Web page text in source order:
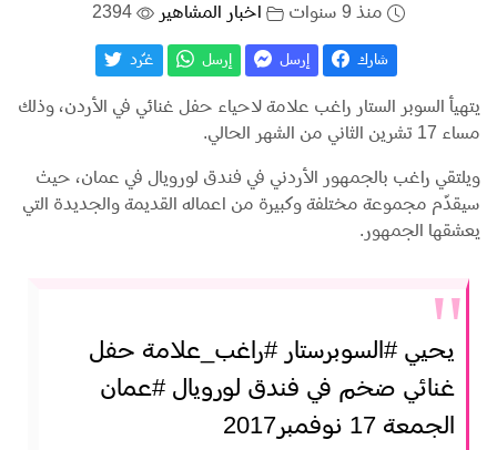
منذ 9 سنوات اخبار المشاهير
شارك إرسل إرسل غـّرد
يتهيأ السوبر الستار راغب علامة لاحياء حفل غنائي في الأردن، وذلك
مساء 17 تشرين الثاني من الشهر الحالي.
ويلتقي راغب بالجمهور الأردني في فندق لورويال في عمان، حيث
سيقدّم مجموعة مختلفة وكبيرة من اعماله القديمة والجديدة التي
يعشقها الجمهور.
يحيي ⁧#السوبرستار ⁩ ⁧#راغب_علامة ⁩ حفل
غنائي ضخم في فندق لورويال ⁧#عمان
الجمعة 17 نوفمبر2017